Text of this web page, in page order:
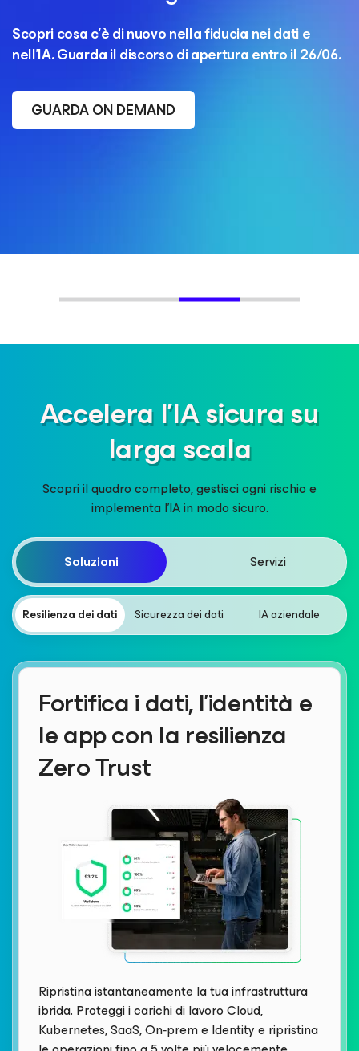
Scopri cosa c’è di nuovo nella fiducia nei dati e
nell'IA. Guarda il discorso di apertura entro il 26/06.
GUARDA ON DEMAND
Accelera l'IA sicura su
larga scala
Scopri il quadro completo, gestisci ogni rischio e
implementa l’IA in modo sicuro.
Soluzioni Servizi
Resilienza dei dati Sicurezza dei dati IA aziendale
Fortifica i dati, l'identità e
le app con la resilienza
Zero Trust
Ripristina istantaneamente la tua infrastruttura
ibrida. Proteggi i carichi di lavoro Cloud,
Kubernetes, SaaS, On‑prem e Identity e ripristina